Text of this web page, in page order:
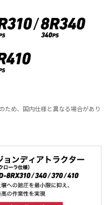
ため、国内仕様と異なる場合があり